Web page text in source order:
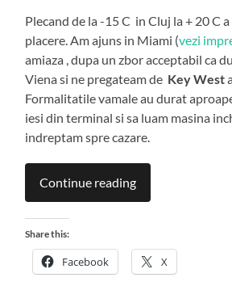
Plecand de la -15 C in Cluj la + 20 C
placere. Am ajuns in Miami (vezi
amiaza , dupa un zbor acceptabil ca
Viena si ne pregateam de Key West
Formalitatile vamale au durat
iesi din terminal si sa luam masina
indreptam spre cazare.
Continue reading
Share this:
Facebook X